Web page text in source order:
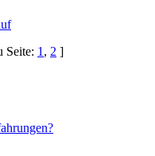
Seite: 1 , 2 ]